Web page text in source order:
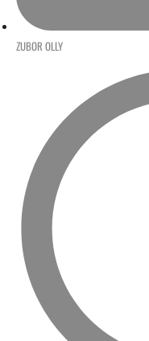
ZUBOR OLLY